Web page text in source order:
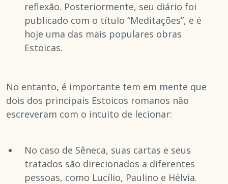
reflexão. Posteriormente, seu diário foi
publicado com o título “Meditações”, e é
hoje uma das mais populares obras
Estoicas.
No entanto, é importante tem em mente que
dois dos principais Estoicos romanos não
escreveram com o intuito de lecionar:
No caso de Sêneca, suas cartas e seus
tratados são direcionados a diferentes
pessoas, como Lucílio, Paulino e Hélvia.